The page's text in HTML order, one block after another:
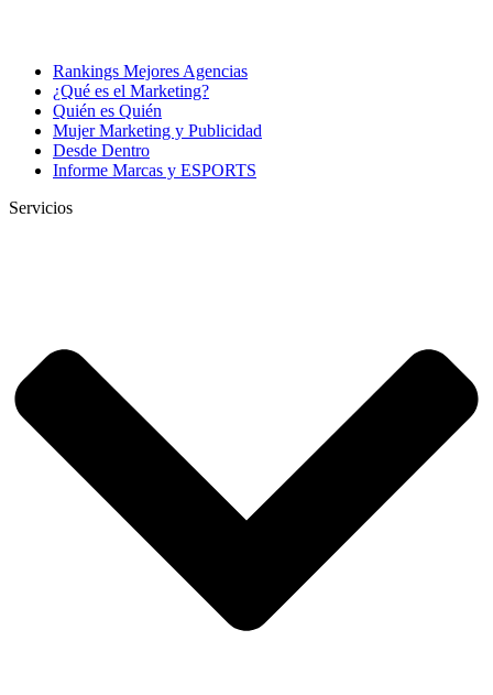
Rankings Mejores Agencias
¿Qué es el Marketing?
Quién es Quién
Mujer Marketing y Publicidad
Desde Dentro
Informe Marcas y ESPORTS
Servicios